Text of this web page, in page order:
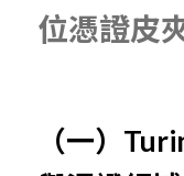
位憑證皮
（一）